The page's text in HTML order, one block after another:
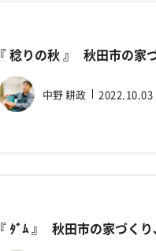
『 稔りの秋 』 秋田市の家
中野 耕政 2022.10.03